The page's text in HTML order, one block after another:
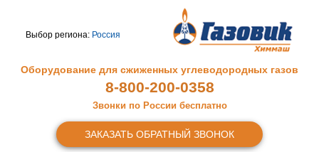
Выбор региона: Россия
Оборудование для сжиженных углеводородных газов
8-800-200-0358
Звонки по России бесплатно
ЗАКАЗАТЬ ОБРАТНЫЙ ЗВОНОК